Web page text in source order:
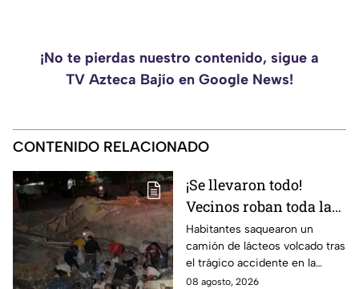
¡No te pierdas nuestro contenido, sigue a
TV Azteca Bajío en Google News!
CONTENIDO RELACIONADO
¡Se llevaron todo!
Vecinos roban toda la
mercancía del tráiler
volcado en la carretera
de Irapuato
Habitantes saquearon un
camión de lácteos volcado tras
el trágico accidente en la
carretera Irapuato-Abasolo
08 agosto, 2026